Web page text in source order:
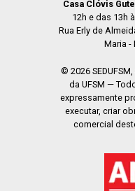
Casa Clóvis
12h e das 13h
Rua Erly de
Maria -
© 2026
da UFSM —
expressamente
executar, criar
comercial